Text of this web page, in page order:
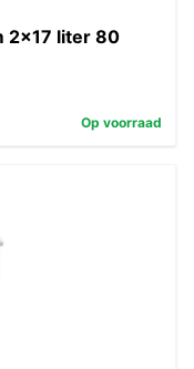
2x17 liter 80
Op voorraad